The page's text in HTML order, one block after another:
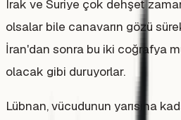
Irak ve Suriye çok dehşet
olsalar bile canavarın gözü
İran'dan sonra bu iki coğrafya
olacak gibi duruyorlar.
Lübnan, vücudunun yarısına